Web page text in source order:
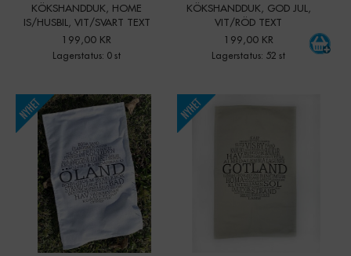
KÖKSHANDDUK, HOME
IS/HUSBIL, VIT/SVART TEXT
199,00 KR
Lagerstatus: 0 st
KÖKSHANDDUK, GOD JUL,
VIT/RÖD TEXT
199,00 KR
Lagerstatus: 52 st
Qty: +
- Qty: +
-